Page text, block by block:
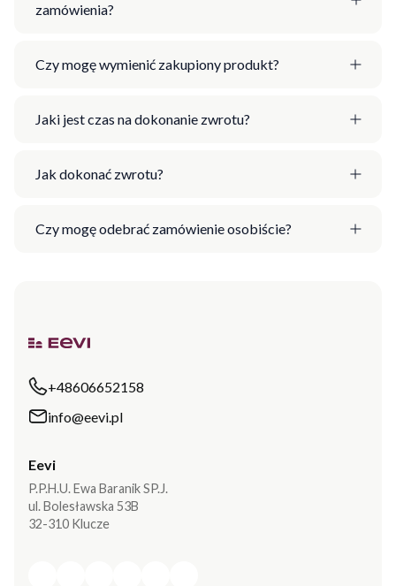
zamówienia?
Czy mogę wymienić zakupiony produkt?
Jaki jest czas na dokonanie zwrotu?
Jak dokonać zwrotu?
Czy mogę odebrać zamówienie osobiście?
+48606652158
info@eevi.pl
Eevi
P.P.H.U. Ewa Baranik SP.J.
ul. Bolesławska 53B
32-310 Klucze